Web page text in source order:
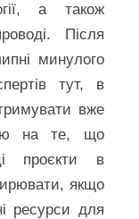
а також
Після
минулого
тут, в
вже
на те, що
проєкти в
якщо
ресурси для